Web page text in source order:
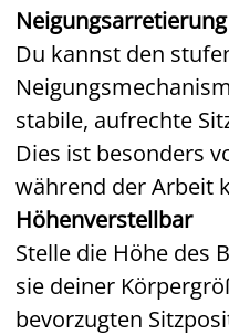
Du kannst den
stabile, aufrechte
Dies ist besonders
während der Arbeit
Höhenverstellbar
Stelle die Höhe des
sie deiner
bevorzugten